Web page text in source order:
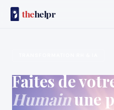
thehelpr
Faites de
Humainune